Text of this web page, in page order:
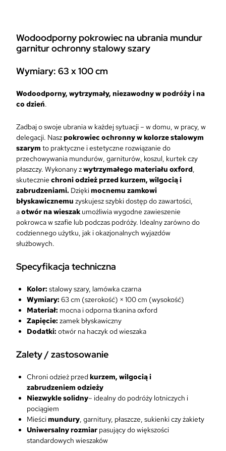
i
e
n
u
b
a
n
m
u
n
d
g
n
i
u
a
o
y
y
Wodoodporny pokrowiec na ubrania mundur
garnitur ochronny stalowy szary
Wymiary: 63 x 100 cm
Wodoodporny, wytrzymały, niezawodny w podróży i na
co dzień.
Zadbaj o swoje ubrania w każdej sytuacji – w domu, w pracy, w
delegacji. Naszpokrowiec ochronny w kolorze stalowym
szarym to praktyczne i estetyczne rozwiązanie do
przechowywania mundurów, garniturów, koszul, kurtek czy
płaszczy. Wykonany zwytrzymałego materiału oxford,
skutecznie chroni odzież przed kurzem, wilgocią i
zabrudzeniami. Dziękimocnemu zamkowi
błyskawicznemu zyskujesz szybki dostęp do zawartości,
aotwór na wieszakumożliwia wygodne zawieszenie
pokrowca w szafie lub podczas podróży. Idealny zarówno do
codziennego użytku, jak i okazjonalnych wyjazdów
służbowych.
Specyfikacja techniczna
Kolor: stalowy szary, lamówka czarna
Wymiary: 63 cm (szerokość) × 100 cm (wysokość)
Materiał: mocna i odporna tkanina oxford
Zapięcie: zamek błyskawiczny
Dodatki: otwór na haczyk od wieszaka
Zalety / zastosowanie
Chroni odzież przedkurzem, wilgocią i
zabrudzeniem odzieży
Niezwykle solidny– idealny do podróży lotniczych i
pociągiem
Mieścimundury, garnitury, płaszcze, sukienki czy żakiety
Uniwersalny rozmiar pasujący do większości
standardowych wieszaków